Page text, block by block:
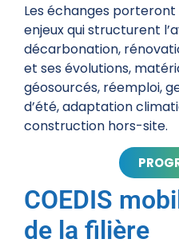
Les échanges
enjeux qui structurent
décarbonation,
et ses évolutions,
géosourcés, réemploi,
d’été, adaptation
construction hors-site.
COEDIS
de la filière